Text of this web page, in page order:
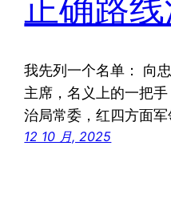
正确路
我先列一个名单： 向
主席，名义上的一把
治局常委，红四方面
12 10 月, 2025